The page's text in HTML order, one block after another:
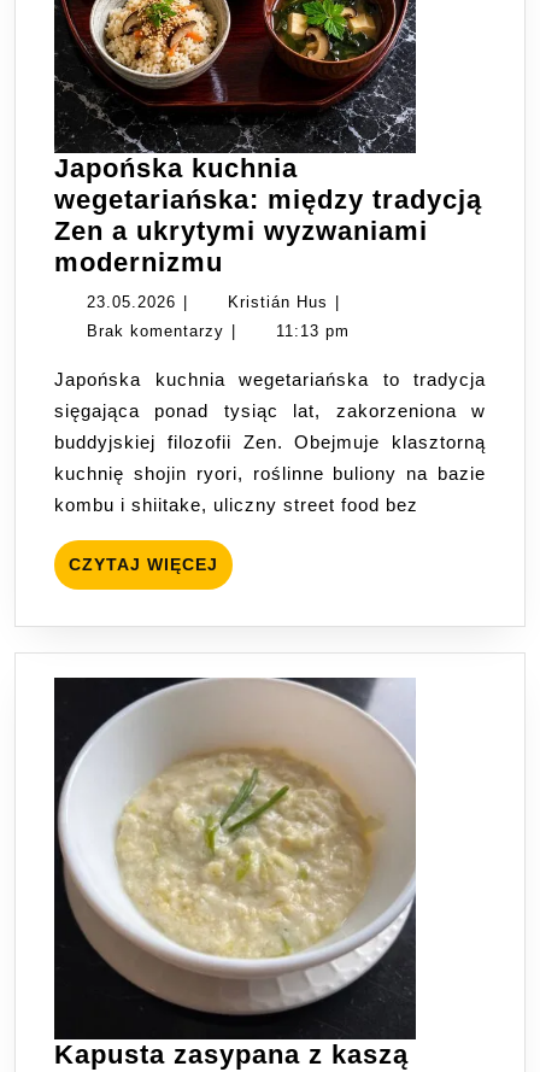
Japońska kuchnia
wegetariańska: między tradycją
Zen a ukrytymi wyzwaniami
modernizmu
kuchnia
wegetariańska:
tradycją
Zen
a
ukrytymi
wyzwaniami
modernizmu
23.05.2026 23.05.2026
| Kristián Hus Kristián
Hus
|
Brak komentarzy | 11:13 pm
Japońska kuchnia wegetariańska to tradycja
sięgająca ponad tysiąc lat, zakorzeniona w
buddyjskiej filozofii Zen. Obejmuje klasztorną
kuchnię shojin ryori, roślinne buliony na bazie
kombu i shiitake, uliczny street food bez
CZYTAJ WIĘCEJ CZYTAJ
WIĘCEJ
Kapusta zasypana z kaszą